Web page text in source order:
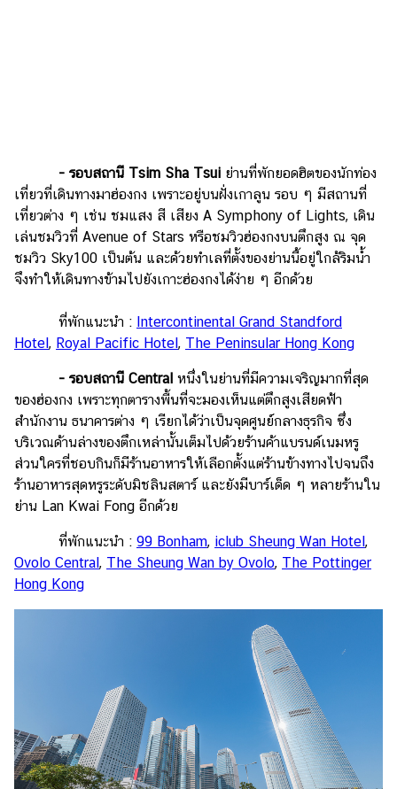
- รอบสถานี Tsim Sha Tsui ย่านที่พักยอดฮิตของนักท่อง
เที่ยวที่เดินทางมาฮ่องกง เพราะอยู่บนฝั่งเกาลูน รอบ ๆ มีสถานที่
เที่ยวต่าง ๆ เช่น ชมแสง สี เสียง A Symphony of Lights, เดิน
เล่นชมวิวที่ Avenue of Stars หรือชมวิวฮ่องกงบนตึกสูง ณ จุด
ชมวิว Sky100 เป็นต้น และด้วยทำเลที่ตั้งของย่านนี้อยู่ใกล้ริมน้ำ
จึงทำให้เดินทางข้ามไปยังเกาะฮ่องกงได้ง่าย ๆ อีกด้วย
ที่พักแนะนำ : Intercontinental Grand Standford
Hotel , Royal Pacific Hotel , The Peninsular Hong Kong
- รอบสถานี Central หนึ่งในย่านที่มีความเจริญมากที่สุด
ของฮ่องกง เพราะทุกตารางพื้นที่จะมองเห็นแต่ตึกสูงเสียดฟ้า
สำนักงาน ธนาคารต่าง ๆ เรียกได้ว่าเป็นจุดศูนย์กลางธุรกิจ ซึ่ง
บริเวณด้านล่างของตึกเหล่านั้นเต็มไปด้วยร้านค้าแบรนด์เนมหรู
ส่วนใครที่ชอบกินก็มีร้านอาหารให้เลือกตั้งแต่ร้านข้างทางไปจนถึง
ร้านอาหารสุดหรูระดับมิชลินสตาร์ และยังมีบาร์เด็ด ๆ หลายร้านใน
ย่าน Lan Kwai Fong อีกด้วย
ที่พักแนะนำ : 99 Bonham, iclub Sheung Wan Hotel ,
Ovolo Central , The Sheung Wan by Ovolo, The Pottinger
Hong Kong